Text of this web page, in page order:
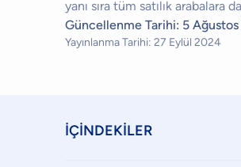
yanı sıra tüm satılık arabalara
Güncellenme Tarihi: 5
Yayınlanma Tarihi: 27 Eylül 2024
İÇİNDEKİLER